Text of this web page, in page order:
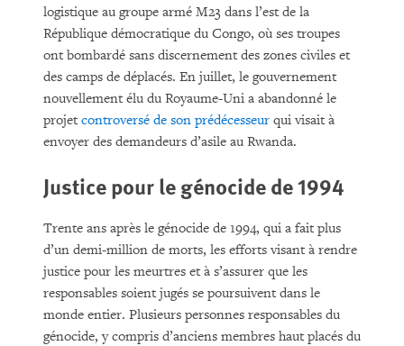
logistique au groupe armé M23 dans l’est de la
République démocratique du Congo, où ses troupes
ont bombardé sans discernement des zones civiles et
des camps de déplacés. En juillet, le gouvernement
nouvellement élu du Royaume-Uni a abandonné le
projet controversé de son prédécesseur qui visait à
envoyer des demandeurs d’asile au Rwanda.
Justice pour le génocide de 1994
Trente ans après le génocide de 1994, qui a fait plus
d’un demi-million de morts, les efforts visant à rendre
justice pour les meurtres et à s’assurer que les
responsables soient jugés se poursuivent dans le
monde entier. Plusieurs personnes responsables du
génocide, y compris d’anciens membres haut placés du